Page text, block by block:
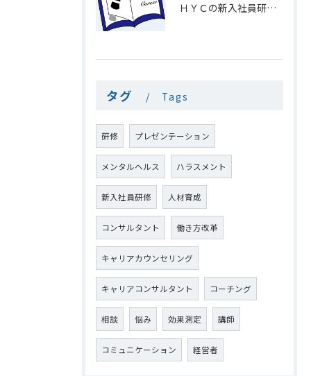
ＨＹＣの新入社員研修１8「電話を速くとる意味」
タグ Tags
研修 プレゼンテーション
メンタルヘルス ハラスメント
新入社員研修 人材育成
コンサルタント 働き方改革
キャリアカウンセリング
キャリアコンサルタント コーチング
相談 悩み 効果測定 講師
コミュニケーション 経営者